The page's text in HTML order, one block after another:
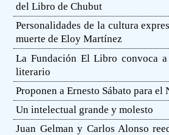
del Libro de Chubut
Personalidades de la cultura
muerte de Eloy Martínez
La Fundación El Libro convoca
literario
Proponen a Ernesto Sábato para el
Un intelectual grande y molesto
Juan Gelman y Carlos Alonso